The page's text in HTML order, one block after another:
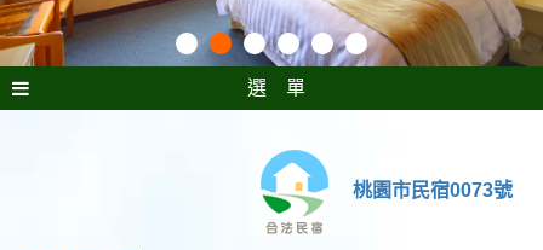
選 單
桃園市民宿0073號